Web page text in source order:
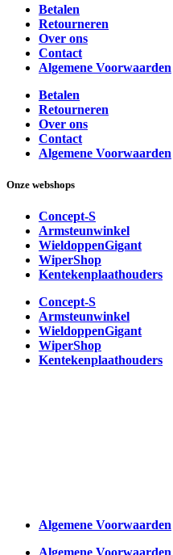
Betalen
Retourneren
Over ons
Contact
Algemene Voorwaarden
Betalen
Retourneren
Over ons
Contact
Algemene Voorwaarden
Onze webshops
Concept-S
Armsteunwinkel
WieldoppenGigant
WiperShop
Kentekenplaathouders
Concept-S
Armsteunwinkel
WieldoppenGigant
WiperShop
Kentekenplaathouders
Algemene Voorwaarden
Algemene Voorwaarden